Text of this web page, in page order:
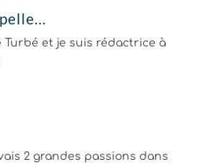
Turbé et je suis rédactrice à
2 grandes passions dans